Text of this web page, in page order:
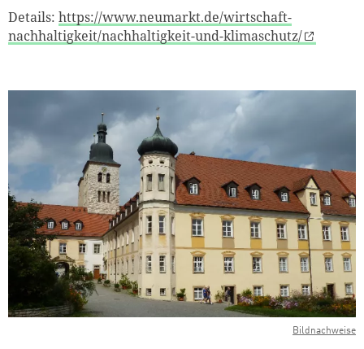
Details: https://www.neumarkt.de/wirtschaft-
nachhaltigkeit/nachhaltigkeit-und-klimaschutz/
Bildnachweise